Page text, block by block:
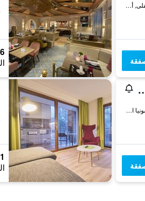
Berliner Platz 2, باد هاغزبورغ, ساكسونيا السفلى, ألمانيا
لوجيير هاوس
Herzog-Wilhelm-Str. 97, باد هاغزبورغ, ساكسونيا السفلى, ألمانيا